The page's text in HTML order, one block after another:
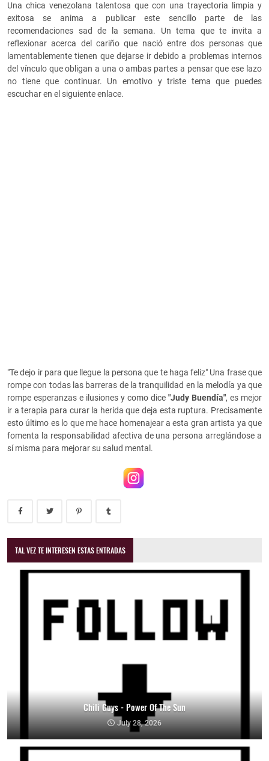
Una chica venezolana talentosa que con una trayectoria limpia y
exitosa se anima a publicar este sencillo parte de las
recomendaciones sad de la semana. Un tema que te invita a
reflexionar acerca del cariño que nació entre dos personas que
lamentablemente tienen que dejarse ir debido a problemas internos
del vínculo que obligan a una o ambas partes a pensar que ese lazo
no tiene que continuar. Un emotivo y triste tema que puedes
escuchar en el siguiente enlace.
"Te dejo ir para que llegue la persona que te haga feliz" Una frase que
rompe con todas las barreras de la tranquilidad en la melodía ya que
rompe esperanzas e ilusiones y como dice "Judy Buendía", es mejor
ir a terapia para curar la herida que deja esta ruptura. Precisamente
esto último es lo que me hace homenajear a esta gran artista ya que
fomenta la responsabilidad afectiva de una persona arreglándose a
sí misma para mejorar su salud mental.
TAL VEZ TE INTERESEN ESTAS ENTRADAS
Chili Guys - Power Of The Sun
July 28, 2026